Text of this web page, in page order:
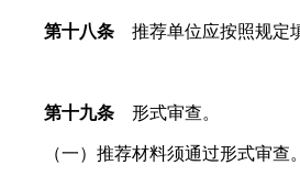
第十八条 推荐单位应按照规定
第十九条 形式审查。
（一）推荐材料须通过形式审查。